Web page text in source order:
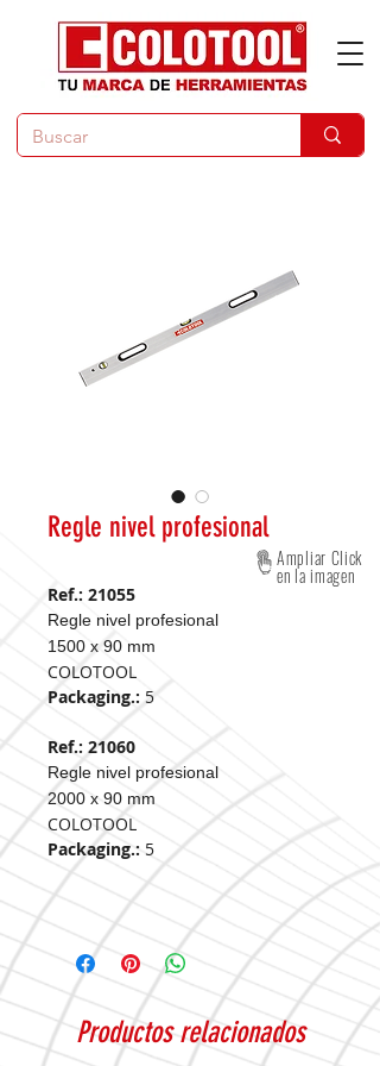
Regle nivel profesional
Ref.: 21055
Regle nivel profesional
1500 x 90 mm
COLOTOOL
Packaging.: 5
Ref.: 21060
Regle nivel profesional
2000 x 90 mm
COLOTOOL
Packaging.: 5
Ampliar Click
en la imagen
Productos relacionados